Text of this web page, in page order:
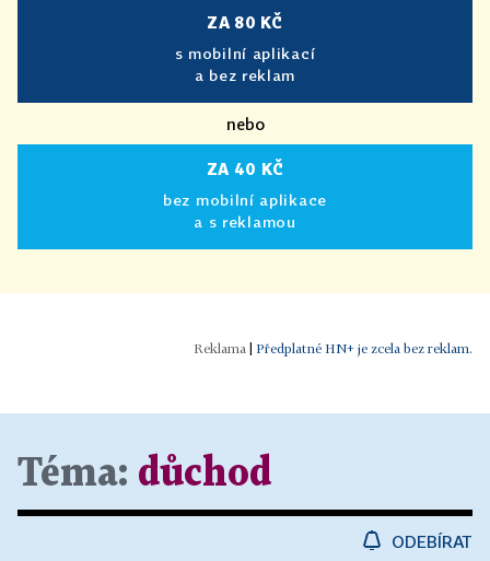
ZA 80 KČ
s mobilní aplikací
a bez reklam
nebo
ZA 40 KČ
bez mobilní aplikace
a s reklamou
| Předplatné HN+ je zcela bez reklam.
Téma: důchod
ODEBÍRAT